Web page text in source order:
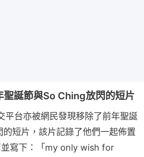
聖誕節與So Ching放閃的短片
平台亦被網民發現移除了前年聖誕
短片，該片記錄了他們一起佈置
寫下：「my only wish for